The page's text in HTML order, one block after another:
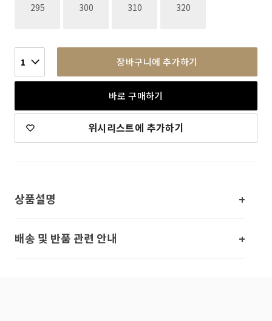
295재고없음 300재고없음 310재고없음 320재고없음
1 장바구니에 추가하기
바로 구매하기
위시리스트에 추가하기
상품설명
배송 및 반품 관련 안내